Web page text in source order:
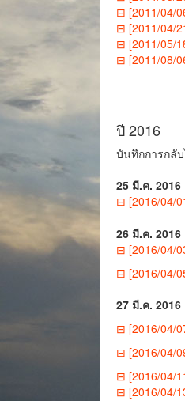
⊟ [2011/04/
⊟ [2011/04/
⊟ [2011/05/
⊟ [2011/08/
ปี 2016
บันทึกการกลั
25 มี.ค. 2016
⊟ [2016/04/
26 มี.ค. 2016
⊟ [2016/04/
⊟ [2016/04/
27 มี.ค. 2016
⊟ [2016/04/
⊟ [2016/04/
⊟ [2016/04/
⊟ [2016/04/